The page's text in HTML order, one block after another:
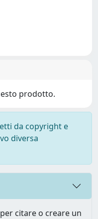
prodotto.
da copyright e
diversa
citare o creare un